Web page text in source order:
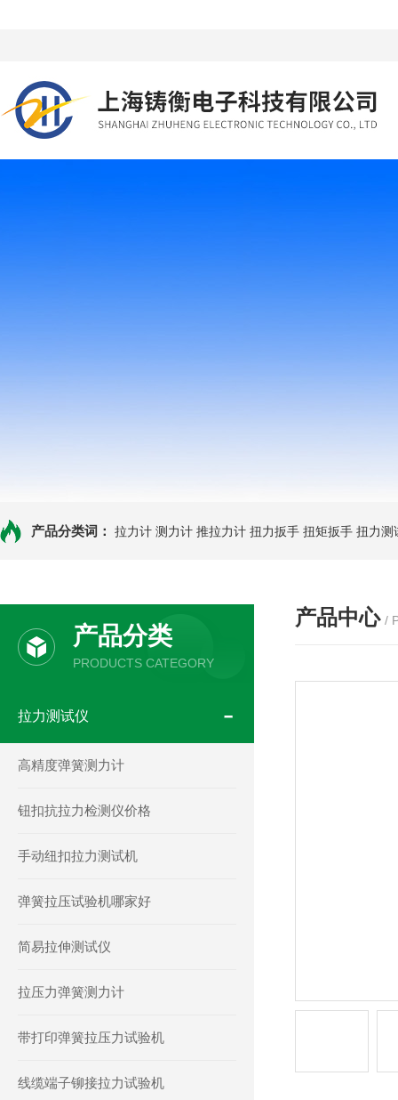
产品分类词： 拉力计 测力计 推拉力计 扭力扳手 扭矩扳手 扭力测
产品分类
PRODUCTS CATEGORY
拉力测试仪
高精度弹簧测力计
钮扣抗拉力检测仪价格
手动纽扣拉力测试机
弹簧拉压试验机哪家好
简易拉伸测试仪
拉压力弹簧测力计
带打印弹簧拉压力试验机
线缆端子铆接拉力试验机
产品中心 /